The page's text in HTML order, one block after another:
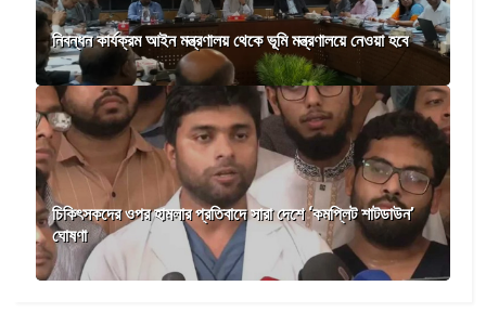
নিবন্ধন কার্যক্রম আইন মন্ত্রণালয় থেকে ভূমি মন্ত্রণালয়ে নেওয়া হবে
চিকিৎসকদের ওপর হামলার প্রতিবাদে সারা দেশে ‘কমপ্লিট শাটডাউন’
ঘোষণা